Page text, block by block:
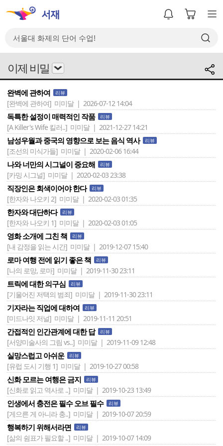
이제 비밀
완벽에 관하여 리뷰
[완벽에 관하여] 미미달 | 2026-07-12 14:04
독특한 설정이 매력적인 작품 리뷰
[A Killer's Wife 킬러..] 미미달 | 2021-12-27 14:21
남성우월과 중국의 영향으로 보는 음식 역사 리뷰
[조선의 미식가들] 미미달 | 2020-02-06 16:44
나와 너만의 시그널이 중요해 리뷰
[카밍 시그널] 미미달 | 2020-02-03 23:38
직장인은 회색이어야 한다 리뷰
[한자와 나오키 2] 미미달 | 2020-02-03 01:35
한자와 대단하다 리뷰
[한자와 나오키 1] 미미달 | 2020-02-03 01:05
영화 소개에 그친 책 리뷰
[내 감정을 읽는 시간] 미미달 | 2019-12-07 15:40
로마 여행 전에 읽기 좋은 책 리뷰
[나의 로망, 로마] 미미달 | 2019-11-30 23:11
트릭에 대한 의구심 리뷰
[기울어진 저택의 범죄] 미미달 | 2019-11-30 23:11
기자라는 직업에 대하여 리뷰
[미드나잇 저널] 미미달 | 2019-11-11 20:51
간접적인 인간관계에 대한 답 리뷰
[서양미술사의 그림 vs..] 미미달 | 2019-11-09 12:48
실망스럽고 아쉬운 리뷰
[유럽 도시 기행 1] 미미달 | 2019-10-27 00:58
신화 모르는 여행은 금지 리뷰
[신화로 읽고 역사로 ..] 미미달 | 2019-10-23 13:49
인생에서 충전은 필수 오브 필수 리뷰
[게으른 게 아니라 충..] 미미달 | 2019-10-07 20:59
행복하기 위해서라면 리뷰
[삶의 쉼표가 필요할 ..] 미미달 | 2019-10-07 14:09